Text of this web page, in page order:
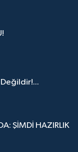
Değildir!...
ŞİMDİ HAZIRLIK